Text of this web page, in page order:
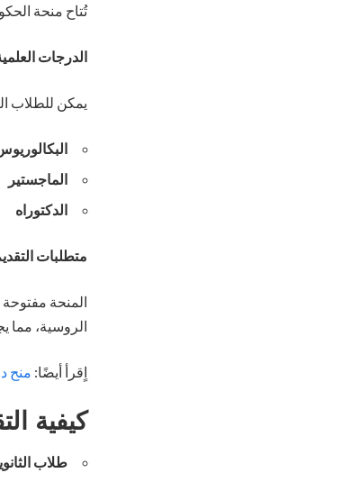
تُتاح منحة
الدرجات
يمكن للطلاب
الماجستير
الدكتوراه
متطلبات
المنحة
الروسية، مما
اٍقرأ أيضًا: منح
كيفية
طلاب